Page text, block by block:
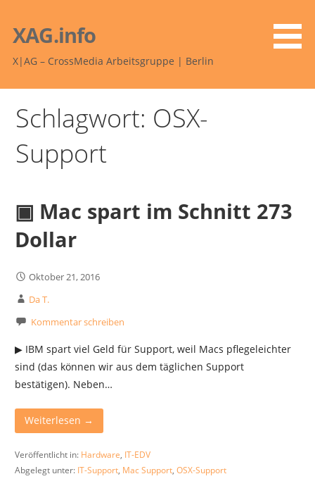
Inhalt
springen
XAG.info
X|AG – CrossMedia Arbeitsgruppe | Berlin
Schlagwort: OSX-
Support
▣ Mac spart im Schnitt 273
Dollar
Oktober 21, 2016
Da T.
Kommentar schreiben
▶︎ IBM spart viel Geld für Support, weil Macs pflegeleichter
sind (das können wir aus dem täglichen Support
bestätigen). Neben…
Weiterlesen →
Veröffentlicht in: Hardware, IT-EDV
Abgelegt unter: IT-Support, Mac Support, OSX-Support